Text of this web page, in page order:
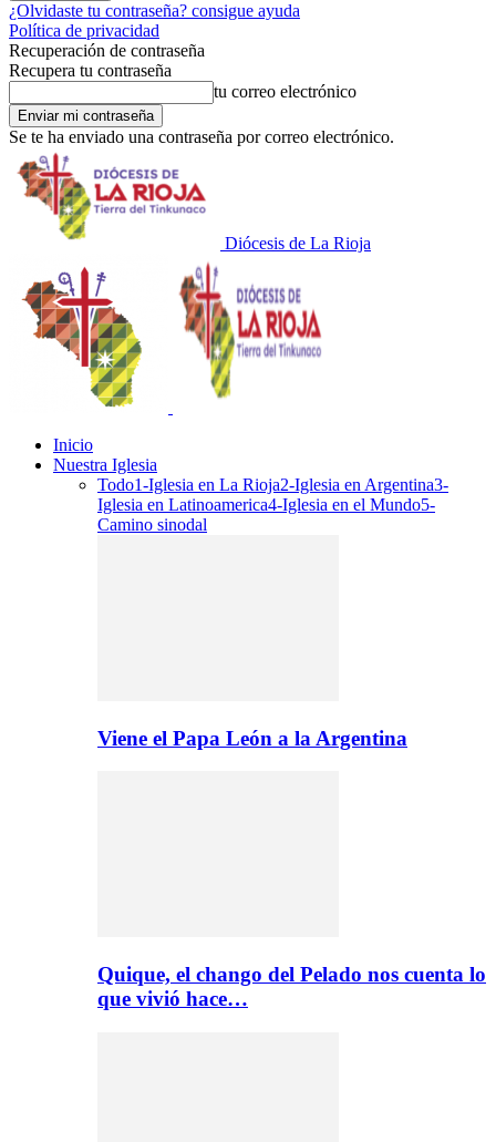
¿Olvidaste tu contraseña? consigue ayuda
Política de privacidad
Recuperación de contraseña
Recupera tu contraseña
tu correo electrónico
Se te ha enviado una contraseña por correo electrónico.
Diócesis de La Rioja
Inicio
Nuestra Iglesia
Todo1-Iglesia en La Rioja2-Iglesia en Argentina3-
Iglesia en Latinoamerica4-Iglesia en el Mundo5-
Camino sinodal
Viene el Papa León a la Argentina
Quique, el chango del Pelado nos cuenta lo
que vivió hace…